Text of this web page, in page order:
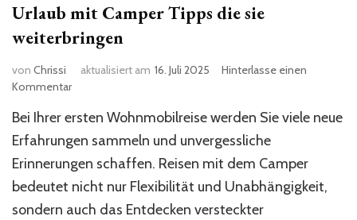
Urlaub mit Camper Tipps die sie
weiterbringen
von Chrissi aktualisiert am 16. Juli 2025
Hinterlasse einen
Kommentarzu
mit
Camper
Tipps
die
sie
weiterbringen
Bei Ihrer ersten Wohnmobilreise werden Sie viele neue
Erfahrungen sammeln und unvergessliche
Erinnerungen schaffen. Reisen mit dem Camper
bedeutet nicht nur Flexibilität und Unabhängigkeit,
sondern auch das Entdecken versteckter